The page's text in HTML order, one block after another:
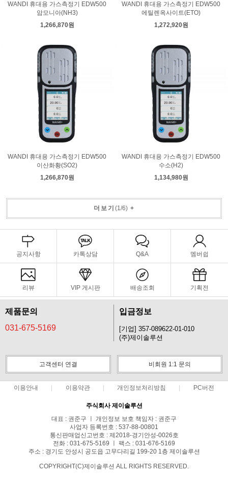
WANDI 휴대용 가스측정기 EDW500
암모니아(NH3)
1,266,870원
WANDI 휴대용 가스측정기 EDW500
에틸렌옥사이트(ETO)
1,272,920원
WANDI 휴대용 가스측정기 EDW500
이산화황(SO2)
1,266,870원
WANDI 휴대용 가스측정기 EDW500
수소(H2)
1,134,980원
더보기 (1/6)+
공지사항 카톡상담 Q&A 멤버쉽
리뷰 VIP 게시판 배송조회 기획전
제품문의
031-675-5169
입금정보
[기업] 357-089622-01-010
(주)제이솔루션
고객센터 연결 비회원 1:1 문의
이용안내 이용약관 개인정보처리방침 PC버전
주식회사 제이솔루션
대표 : 권준구 ㅣ 개인정보 보호 책임자 : 권준구
사업자 등록번호 : 537-88-00801
통신판매업신고번호 : 제2018-경기안성-0026호
전화 : 031-675-5169 ㅣ 팩스 : 031-676-5169
주소 : 경기도 안성시 공도읍 고무다리길 199-20 1층 제이솔루션
COPYRIGHT(C)제이솔루션 ALL RIGHTS RESERVED.